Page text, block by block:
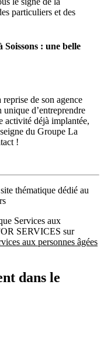
particuliers et des
Soissons : une belle
de son agence
d’entreprendre
activité déjà implantée,
du Groupe La
!
thématique dédié au
Services aux
SERVICES sur
aux personnes âgées
dans le